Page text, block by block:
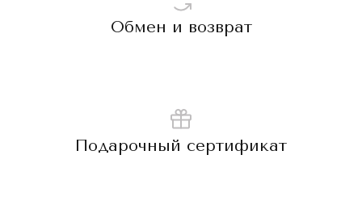
Обмен и возврат
Подарочный сертификат